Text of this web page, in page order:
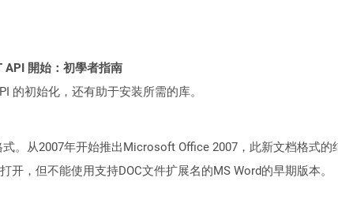
API 開始：初學者指南
的初始化，还有助于安装所需的库。
。从2007年开始推出Microsoft Office 2007，此新文档格式的
开，但不能使用支持DOC文件扩展名的MS Word的早期版本。